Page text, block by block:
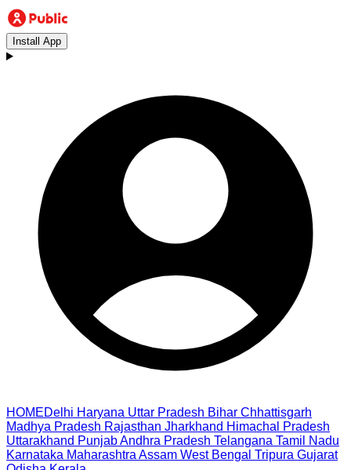
Install App
HOMEDelhi Haryana Uttar Pradesh Bihar Chhattisgarh
Madhya Pradesh Rajasthan Jharkhand Himachal Pradesh
Uttarakhand PunjabAndhra Pradesh Telangana Tamil Nadu
Karnataka Maharashtra Assam West Bengal Tripura Gujarat